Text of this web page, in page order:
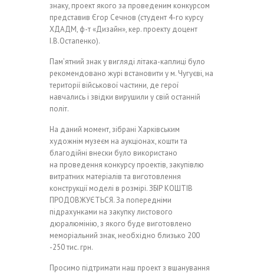
знаку, проект якого за проведеним конкурсом
представив Єгор Сечнов (студент 4-го курсу
ХДАДМ, ф-т «Дизайн», кер. проекту доцент
І.В.Остапенко).
Пам’ятний знак у вигляді літака-каплиці було
рекомендовано журі встановити у м. Чугуєві, на
території військової частини, де герої
навчались і звідки вирушили у свій останній
політ.
На даний момент, зібрані Харківським
художнім музеєм на аукціонах, кошти та
благодійні внески було використано
на проведення конкурсу проектів, закупівлю
витратних матеріалів та виготовлення
конструкції моделі в розмірі. ЗБІР КОШТІВ
ПРОДОВЖУЄТЬСЯ. За попередніми
підрахунками на закупку листового
дюралюмінію, з якого буде виготовлено
меморіальний знак, необхідно близько 200
-250 тис. грн.
Просимо підтримати наш проект з вшанування